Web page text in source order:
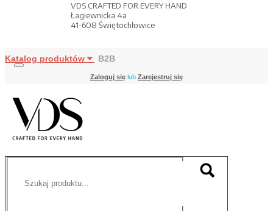
VDS CRAFTED FOR EVERY HAND
Łagiewnicka 4a
41-608 Świętochłowice
Katalog produktów B2B
Zaloguj się lub Zarejestruj się